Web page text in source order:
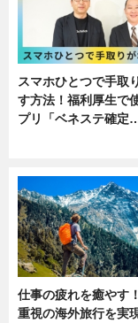
スマホひとつで手取
す方法！福利厚生で
プリ「ベネステ確定
仕事の疲れを癒やす
重視の海外旅行を実